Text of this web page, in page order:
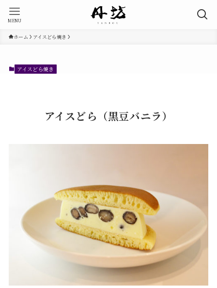
MENU
ホーム アイスどら焼き
アイスどら焼き
アイスどら（黒豆バニラ）